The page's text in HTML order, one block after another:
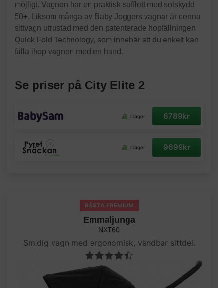
möjligt. Vagnen har en praktisk sufflett med solskydd
50+. Liksom många av Baby Joggers vagnar är denna
sittvagn utrustad med den patenterade hopfällningen
Quick Fold Technology, som innebär att du enkelt kan
fälla ihop vagnen med en hand.
Se priser på City Elite 2
I lager 6789kr
I lager 9699kr
BÄSTA PREMIUM
Emmaljunga
NXT60
Smidig vagn med ergonomisk, vändbar sittdel.